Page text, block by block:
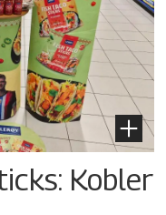
Kobler